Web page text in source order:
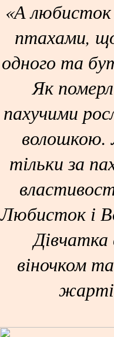
«А любисток
птахами,
одного та
Як
пахучими
волошкою.
тільки за
Любисток і
Дівчатка
віночком